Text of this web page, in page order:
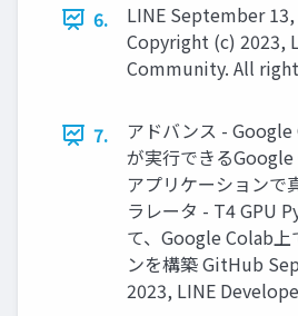
6.
LINE September 13,
Copyright (c) 2023,
Community. All
7.
アドバンス -
が実行できる
アプリケーションで
ラレータ - T4 GPU
て、Google Colab
ンを構築 GitHub
2023, LINE